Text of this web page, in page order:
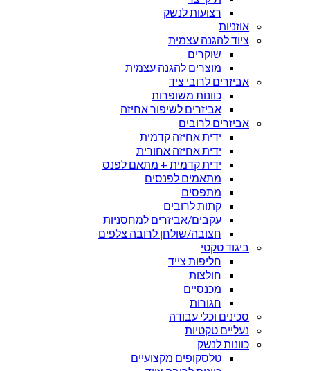
רצועות לנשק
אוזניות
ציוד להגנה עצמית
שוקרים
מוצרים להגנה עצמית
אביזרים לרובי ציד
כוונות משופרות
אביזרים לשיפור אחיזה
אביזרים לרובים
ידית אחיזה קדמית
ידית אחיזה אחורית
ידית קדמית + מתאם לפנס
מתאמים לפנסים
מתפסים
קתות לרובים
עקבים/אביזרים למחסניות
חצובה/שולחן לרובה צלפים
ביגוד טקטי
חליפות צייד
חולצות
מכנסיים
חגורות
סכינים וכלי עבודה
נעליים טקטיות
כוונות לנשק
טלסקופים מקצועיים